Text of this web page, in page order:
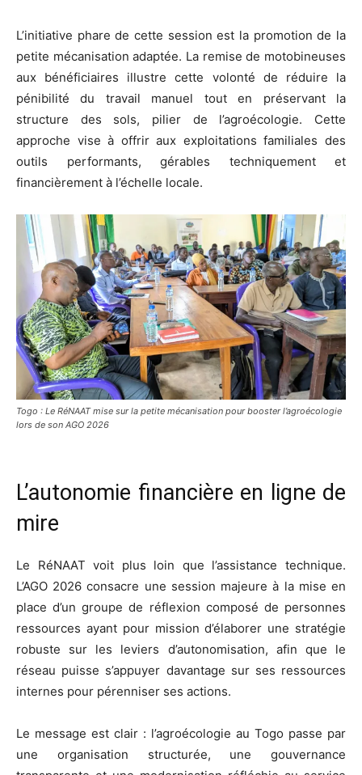
L’initiative phare de cette session est la promotion de la
petite mécanisation adaptée. La remise de motobineuses
aux bénéficiaires illustre cette volonté de réduire la
pénibilité du travail manuel tout en préservant la
structure des sols, pilier de l’agroécologie. Cette
approche vise à offrir aux exploitations familiales des
outils performants, gérables techniquement et
financièrement à l’échelle locale.
Togo : Le RéNAAT mise sur la petite mécanisation pour booster l’agroécologie
lors de son AGO 2026
L’autonomie financière en ligne de
mire
Le RéNAAT voit plus loin que l’assistance technique.
L’AGO 2026 consacre une session majeure à la mise en
place d’un groupe de réflexion composé de personnes
ressources ayant pour mission d’élaborer une stratégie
robuste sur les leviers d’autonomisation, afin que le
réseau puisse s’appuyer davantage sur ses ressources
internes pour pérenniser ses actions.
Le message est clair : l’agroécologie au Togo passe par
une organisation structurée, une gouvernance